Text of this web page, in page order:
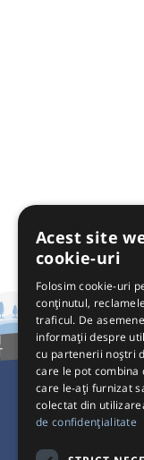
Acest site
cookie-uri
Folosim cookie-uri
conținutul,
traficul. De
informații despre
cu partenerii noștri
care le pot
care le-ați furnizat
colectat din
de confidențialitate